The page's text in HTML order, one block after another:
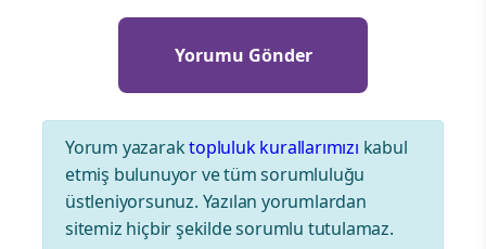
Yorum yazaraktopluluk kurallarımızı kabul
etmiş bulunuyor ve tüm sorumluluğu
üstleniyorsunuz. Yazılan yorumlardan
sitemiz hiçbir şekilde sorumlu tutulamaz.